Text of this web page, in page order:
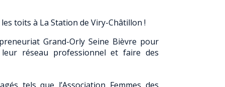
toits à La Station de Viry-Châtillon !
Grand-Orly Seine Bièvre pour
leur réseau professionnel et faire des